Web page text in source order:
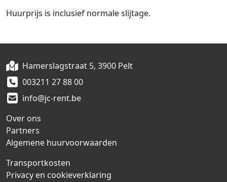
Huurprijs is inclusief normale slijtage.
Hamerslagstraat 5, 3900 Pelt
003211 27 88 00
info@jc-rent.be
Over ons
Partners
Algemene huurvoorwaarden
Transportkosten
Privacy en cookieverklaring